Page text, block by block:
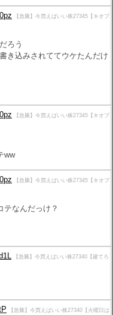
【急騰】今買えばいい株27345【キオプ
ろう
き込みされててウケたんだけ
【急騰】今買えばいい株27345【キオプ
ww
【急騰】今買えばいい株27345【キオプ
テなんだっけ？
【急騰】今買えばいい株27340【建てろ
【急騰】今買えばいい株27340【火曜日は